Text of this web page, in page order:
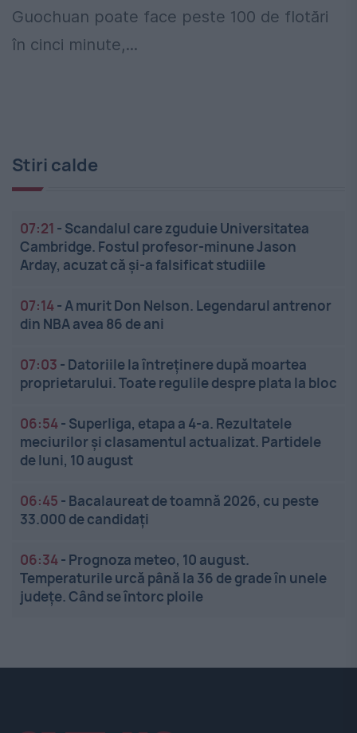
Guochuan poate face peste 100 de flotări
în cinci minute,...
Stiri calde
07:21 - Scandalul care zguduie Universitatea
Cambridge. Fostul profesor-minune Jason
Arday, acuzat că și-a falsificat studiile
07:14-A murit Don Nelson. Legendarul antrenor
din NBA avea 86 de ani
07:03 - Datoriile la întreținere după moartea
proprietarului. Toate regulile despre plata la bloc
06:54- Superliga, etapa a 4-a. Rezultatele
meciurilor și clasamentul actualizat. Partidele
de luni, 10 august
06:45 - Bacalaureat de toamnă 2026, cu peste
33.000 de candidați
06:34- Prognoza meteo, 10 august.
Temperaturile urcă până la 36 de grade în unele
județe. Când se întorc ploile